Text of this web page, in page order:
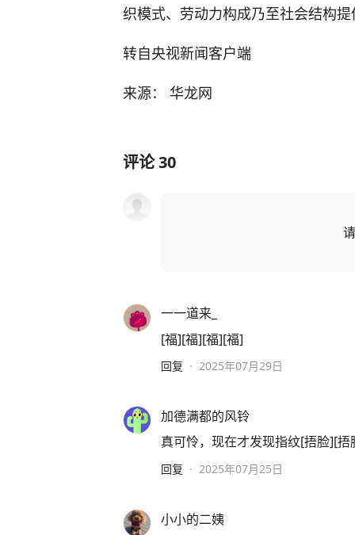
织模式、劳动力构成乃至社会结构
转自央视新闻客户端
来源： 华龙网
评论30
一一道来_
[福][福][福][福]
回复 · 2025年07月29日
加德满都的风铃
真可怜，现在才发现指纹[捂脸][捂
回复 · 2025年07月25日
小小的二姨